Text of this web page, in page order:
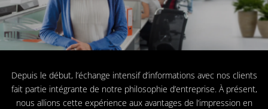
Depuis le début, l’échange intensif d’informations avec nos clients
fait partie intégrante de notre philosophie d’entreprise. À présent,
nous allions cette expérience aux avantages de l’impression en